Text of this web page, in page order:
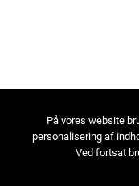
På vores website
personalisering af
Ved fortsat